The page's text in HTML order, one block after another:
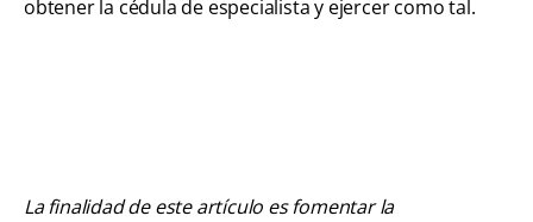
obtener la cédula de especialista y ejercer como tal.
La finalidad de este artículo es fomentar la